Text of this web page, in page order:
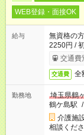
WEB登録・面接OK
給与
無資格の
2250円 /
交通費
交通費 全
勤務地
埼玉県鶴
鶴ケ島駅 /
介護施
相談くだ